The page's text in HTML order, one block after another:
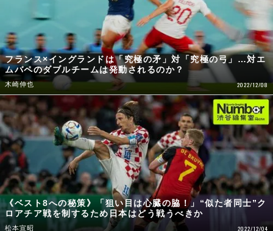
フランス×イングランドは「究極の矛」対「究極の弓」…対エ
ムバペのダブルチームは発動されるのか？
木崎伸也 2022/12/08
《ベスト8への秘策》「狙い目は心臓の脇！」“似た者同士”ク
ロアチア戦を制するため日本はどう戦うべきか
松本宣昭 2022/12/04